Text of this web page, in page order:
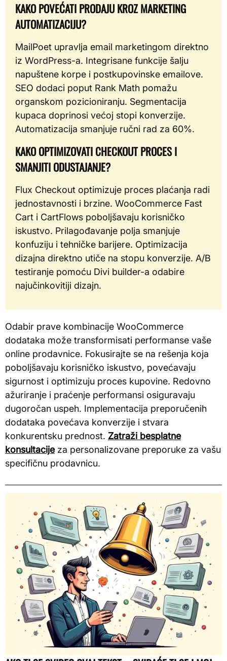
KAKO POVEĆATI PRODAJU KROZ MARKETING
AUTOMATIZACIJU?
MailPoet upravlja email marketingom direktno
iz WordPress-a. Integrisane funkcije šalju
napuštene korpe i postkupovinske emailove.
SEO dodaci poput Rank Math pomažu
organskom pozicioniranju. Segmentacija
kupaca doprinosi većoj stopi konverzije.
Automatizacija smanjuje ručni rad za 60%.
KAKO OPTIMIZOVATI CHECKOUT PROCES I
SMANJITI ODUSTAJANJE?
Flux Checkout optimizuje proces plaćanja radi
jednostavnosti i brzine. WooCommerce Fast
Cart i CartFlows poboljšavaju korisničko
iskustvo. Prilagođavanje polja smanjuje
konfuziju i tehničke barijere. Optimizacija
dizajna direktno utiče na stopu konverzije. A/B
testiranje pomoću Divi builder-a odabire
najučinkovitiji dizajn.
Odabir prave kombinacije WooCommerce
dodataka može transformisati performanse vaše
online prodavnice. Fokusirajte se na rešenja koja
poboljšavaju korisničko iskustvo, povećavaju
sigurnost i optimizuju proces kupovine. Redovno
ažuriranje i praćenje performansi osiguravaju
dugoročan uspeh. Implementacija preporučenih
dodataka povećava konverzije i stvara
konkurentsku prednost. Zatraži besplatne
konsultacijeza personalizovane preporuke za vašu
specifičnu prodavnicu.